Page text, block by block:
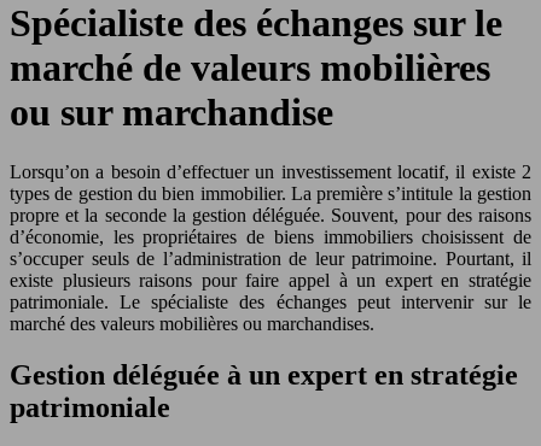
Spécialiste des échanges sur le
marché de valeurs mobilières
ou sur marchandise
Lorsqu’on a besoin d’effectuer un investissement locatif, il existe 2
types de gestion du bien immobilier. La première s’intitule la gestion
propre et la seconde la gestion déléguée. Souvent, pour des raisons
d’économie, les propriétaires de biens immobiliers choisissent de
s’occuper seuls de l’administration de leur patrimoine. Pourtant, il
existe plusieurs raisons pour faire appel à un expert en stratégie
patrimoniale. Le spécialiste des échanges peut intervenir sur le
marché des valeurs mobilières ou marchandises.
Gestion déléguée à un expert en stratégie
patrimoniale